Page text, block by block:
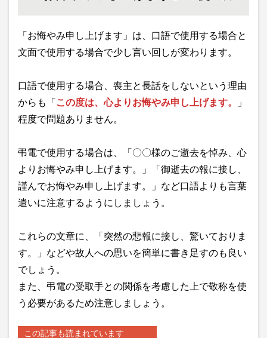
「お悔やみ申し上げます」は、口語で使用する場合と
文面で使用する場合で少し言い回しが変わります。
口語で使用する場合、喪主と長話をしないという理由
からも「 この度は、心よりお悔やみ申し上げます。
」
程度で問題ありません。
弔電で使用する場合は、「〇〇様のご逝去を悼み、心
よりお悔やみ申し上げます。」「御逝去の報に接し、
謹んでお悔やみ申し上げます。」など口語よりも言葉
遣いに注意するようにしましょう。
これらの文章に、「突然の悲報に接し、驚いておりま
す。」などや故人への思いを簡単に書き足すのも良い
でしょう。
また、弔電の受取手との関係を考慮した上で敬称を使
う必要があるため注意しましょう。
この記事も読まれています